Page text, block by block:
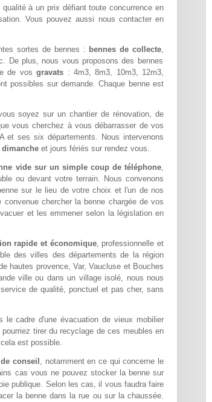
à un prix défiant toute concurrence en
Vous pouvez aussi nous contacter en
sortes de bennes : bennes de collecte,
De plus, nous vous proposons des bennes
de vosgravats : 4m3, 8m3, 10m3, 12m3,
possibles sur demande. Chaque benne est
soyez sur un chantier de rénovation, de
vous cherchez à vous débarrasser de vos
et ses six départements. Nous intervenons
dimanche et jours fériés sur rendez vous.
vide sur un simple coup de téléphone,
ou devant votre terrain. Nous convenons
sur le lieu de votre choix et l'un de nos
chercher la benne chargée de vos
et les emmener selon la législation en
rapide et économique, professionnelle et
des villes des départements de la région
hautes provence, Var, Vaucluse et Bouches
ville ou dans un village isolé, nous nous
de qualité, ponctuel et pas cher, sans
le cadre d'une évacuation de vieux mobilier
tirer du recyclage de ces meubles en
est possible.
conseil , notamment en ce qui concerne le
cas vous ne pouvez stocker la benne sur
publique. Selon les cas, il vous faudra faire
la benne dans la rue ou sur la chaussée.